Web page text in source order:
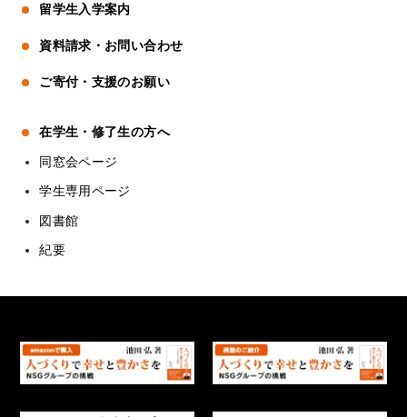
留学生入学案内
資料請求・お問い合わせ
ご寄付・支援のお願い
在学生・修了生の方へ
同窓会ページ
学生専用ページ
図書館
紀要